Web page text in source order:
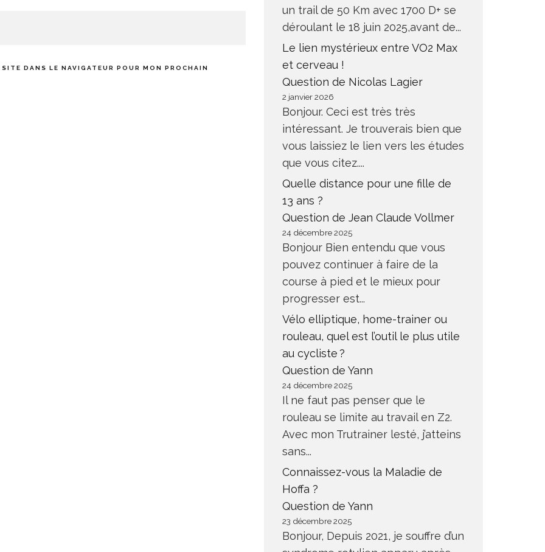
DANS LE NAVIGATEUR POUR MON PROCHAIN
un trail de 50 Km avec 1700 D+ se
déroulant le 18 juin 2025,avant de...
Le lien mystérieux entre VO2 Max
et cerveau !
Question de Nicolas Lagier
2 janvier 2026
Bonjour. Ceci est très très
intéressant. Je trouverais bien que
vous laissiez le lien vers les études
que vous citez....
Quelle distance pour une fille de
13 ans ?
Question de Jean Claude Vollmer
24 décembre 2025
Bonjour Bien entendu que vous
pouvez continuer à faire de la
course à pied et le mieux pour
progresser est...
Vélo elliptique, home-trainer ou
rouleau, quel est l’outil le plus utile
au cycliste ?
Question de Yann
24 décembre 2025
Il ne faut pas penser que le
rouleau se limite au travail en Z2.
Avec mon Trutrainer lesté, j’atteins
sans...
Connaissez-vous la Maladie de
Hoffa ?
Question de Yann
23 décembre 2025
Bonjour, Depuis 2021, je souffre d’un